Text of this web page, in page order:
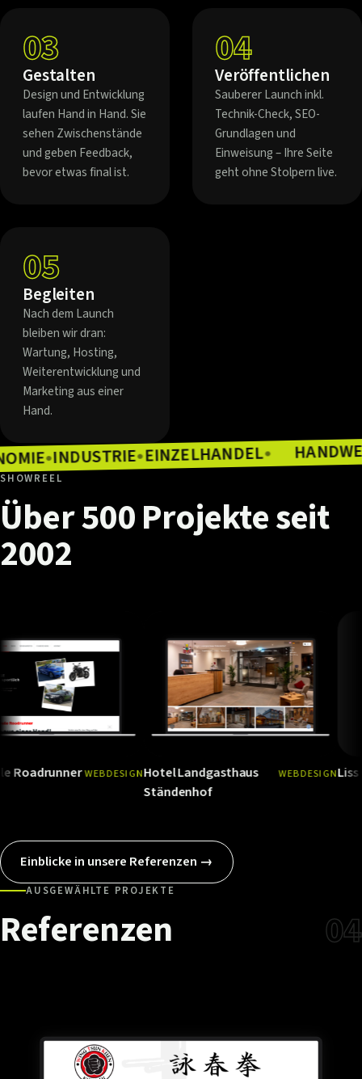
03
Gestalten
Design und Entwicklung
laufen Hand in Hand. Sie
sehen Zwischenstände
und geben Feedback,
bevor etwas final ist.
04
Veröffentlichen
Sauberer Launch inkl.
Technik-Check, SEO-
Grundlagen und
Einweisung – Ihre Seite
geht ohne Stolpern live.
05
Begleiten
Nach dem Launch
bleiben wir dran:
Wartung, Hosting,
Weiterentwicklung und
Marketing aus einer
Hand.
●INDUSTRIE●EINZELHANDEL●
SHOWREEL
Über500Projekteseit
2002
WEBDESIGN Ansehen→
Hotel Landgasthaus
Ständenhof
WEBDESIGN Ansehen
Liss Care
Einblicke in unsere Referenzen →
AUSGEWÄHLTE PROJEKTE
Referenzen 04